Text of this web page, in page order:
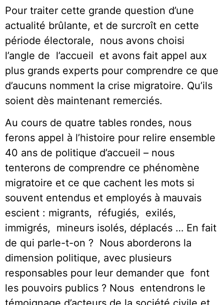
Pour traiter cette grande question d’une
actualité brûlante, et de surcroît en cette
période électorale, nous avons choisi
l’angle de l’accueil et avons fait appel aux
plus grands experts pour comprendre ce que
d’aucuns nomment la crise migratoire. Qu’ils
soient dès maintenant remerciés.
Au cours de quatre tables rondes, nous
ferons appel à l’histoire pour relire ensemble
40 ans de politique d’accueil – nous
tenterons de comprendre ce phénomène
migratoire et ce que cachent les mots si
souvent entendus et employés à mauvais
escient : migrants, réfugiés, exilés,
immigrés, mineurs isolés, déplacés … En fait
de qui parle-t-on ? Nous aborderons la
dimension politique, avec plusieurs
responsables pour leur demander que font
les pouvoirs publics ? Nous entendrons le